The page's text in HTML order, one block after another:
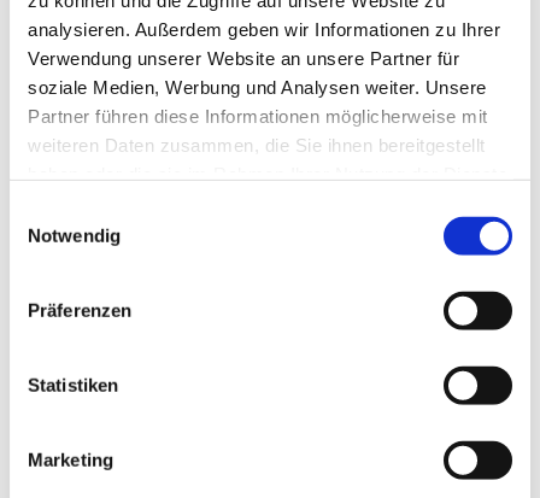
analysieren. Außerdem geben wir Informationen zu Ihrer
Verwendung unserer Website an unsere Partner für
soziale Medien, Werbung und Analysen weiter. Unsere
Partner führen diese Informationen möglicherweise mit
weiteren Daten zusammen, die Sie ihnen bereitgestellt
Notwendig
Präferenzen
Statistiken
Marketing
Setze konsequent die spezifischen Übungen
um, die dir deine Therapeutin oder dein
Therapeut nach der Behandlung
mitgegeben hat. Diese gezielten
Bewegungen helfen dabei, den
Behandlungserfolg zu festigen und deine
ersten Phase nach der Therapie vielfach mit
einem erhöhten Schmerz reagieren kann.
auf die intensiven Reize. Dieser Schmerz